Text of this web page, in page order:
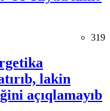
319
lakin
açıqlamayıb